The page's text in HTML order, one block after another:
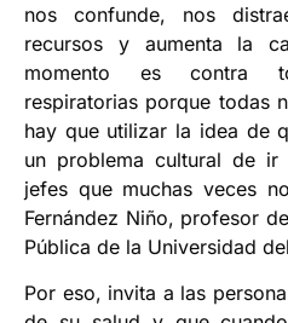
nos confunde, nos
recursos y aumenta la
momento es contra
respiratorias porque todas
hay que utilizar la idea de
un problema cultural de
jefes que muchas veces
Fernández Niño, profesor
Pública de la Universidad
Por eso, invita a las